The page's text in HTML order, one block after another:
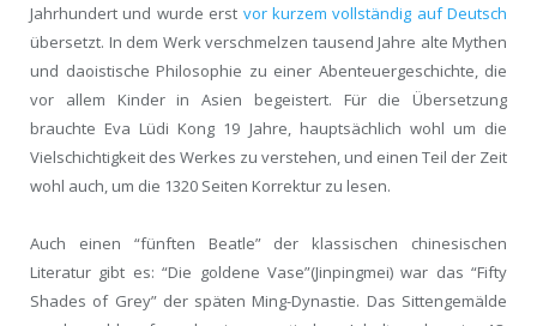
Jahrhundert und wurde erst vor kurzem vollständig auf Deutsch
übersetzt. In dem Werk verschmelzen tausend Jahre alte Mythen
und daoistische Philosophie zu einer Abenteuergeschichte, die
vor allem Kinder in Asien begeistert. Für die Übersetzung
brauchte Eva Lüdi Kong 19 Jahre, hauptsächlich wohl um die
Vielschichtigkeit des Werkes zu verstehen, und einen Teil der Zeit
wohl auch, um die 1320 Seiten Korrektur zu lesen.
Auch einen “fünften Beatle” der klassischen chinesischen
Literatur gibt es: “Die goldene Vase”(Jinpingmei) war das “Fifty
Shades of Grey” der späten Ming-Dynastie. Das Sittengemälde